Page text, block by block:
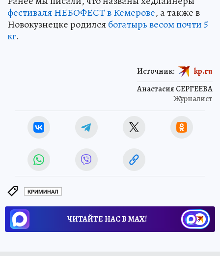
фестиваля НЕБОФЕСТ в Кемерове, а также в
Новокузнецке родилсябогатырь весом почти 5
кг.
Анастасия СЕРГЕЕВА
Журналист
Источник: kp.ru
КРИМИНАЛ
ЧИТАЙТЕ НАС В МАХ!